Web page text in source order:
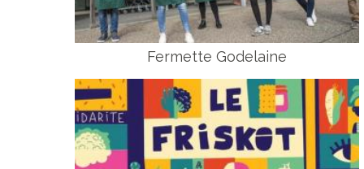
Fermette Godelaine